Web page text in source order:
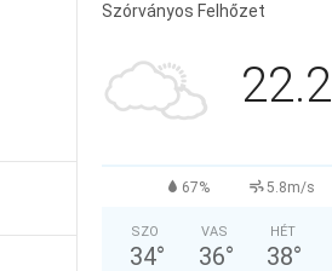
Szórványos Felhőzet
22.2
67% 5.8m/s
SZO
34°
VAS
36°
HÉT
38°